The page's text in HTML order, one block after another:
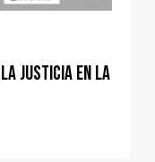
la justicia en la